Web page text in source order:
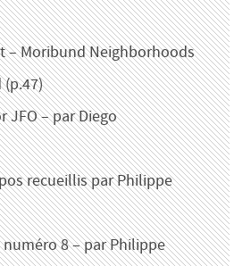
– Moribund Neighborhoods
(p.47)
JFO – par Diego
recueillis par Philippe
8 – par Philippe